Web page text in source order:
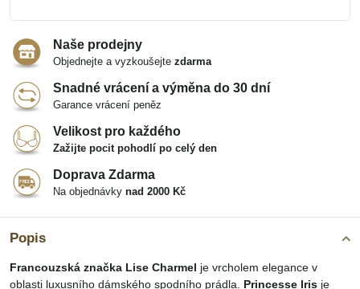
Popis
Francouzská značka Lise Charmel je vrcholem elegance v
oblasti luxusního dámského spodního prádla. Princesse Iris je
Naše prodejny
Objednejte a vyzkoušejte zdarma
Snadné vrácení a výměna do 30 dní
Garance vrácení peněz
Velikost pro každého
Zažijte pocit pohodlí po celý den
Doprava Zdarma
Na objednávky nad 2000 Kč